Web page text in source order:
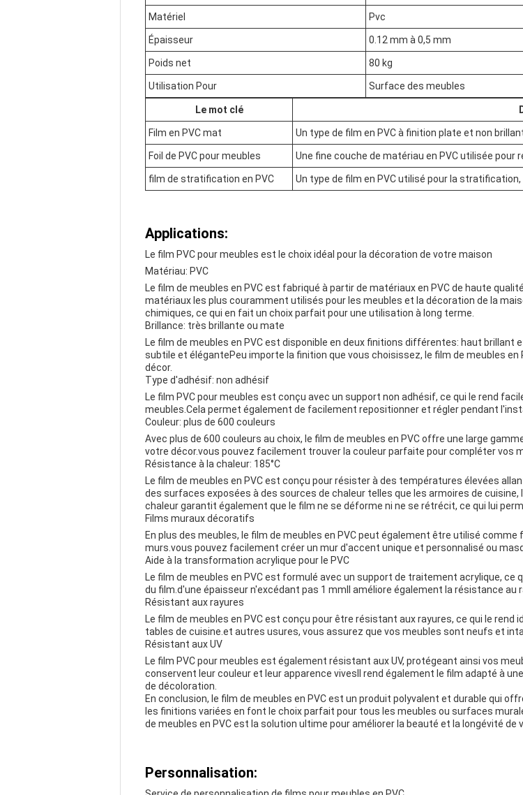
Matériel Pvc
Épaisseur 0.12 mm à 0,5 mm
Poids net 80 kg
Utilisation Pour Surface des meubles
Le mot clé
Film en PVC mat Un type de film en PVC à finition plate et non
Foil de PVC pour meubles Une fine couche de matériau en PVC utilisée
film de stratification en PVC Un type de film en PVC utilisé pour la
Applications:
Le film PVC pour meubles est le choix idéal pour la décoration de votre maison
Matériau: PVC
Le film de meubles en PVC est fabriqué à partir de matériaux en PVC de haute
matériaux les plus couramment utilisés pour les meubles et la décoration de la
chimiques, ce qui en fait un choix parfait pour une utilisation à long terme.
Brillance: très brillante ou mate
Le film de meubles en PVC est disponible en deux finitions différentes: haut
subtile et élégantePeu importe la finition que vous choisissez, le film de meubles
décor.
Type d'adhésif: non adhésif
Le film PVC pour meubles est conçu avec un support non adhésif, ce qui le rend
meubles.Cela permet également de facilement repositionner et régler pendant
Couleur: plus de 600 couleurs
Avec plus de 600 couleurs au choix, le film de meubles en PVC offre une large
votre décor.vous pouvez facilement trouver la couleur parfaite pour compléter vos
Résistance à la chaleur: 185°C
Le film de meubles en PVC est conçu pour résister à des températures élevées
des surfaces exposées à des sources de chaleur telles que les armoires de
chaleur garantit également que le film ne se déforme ni ne se rétrécit, ce qui lui
Films muraux décoratifs
En plus des meubles, le film de meubles en PVC peut également être utilisé
murs.vous pouvez facilement créer un mur d'accent unique et personnalisé ou
Aide à la transformation acrylique pour le PVC
Le film de meubles en PVC est formulé avec un support de traitement acrylique,
du film.d'une épaisseur n'excédant pas 1 mmIl améliore également la résistance au
Résistant aux rayures
Le film de meubles en PVC est conçu pour être résistant aux rayures, ce qui le
tables de cuisine.et autres usures, vous assurez que vos meubles sont neufs et
Résistant aux UV
Le film PVC pour meubles est également résistant aux UV, protégeant ainsi vos
conservent leur couleur et leur apparence vivesIl rend également le film adapté à
de décoloration.
En conclusion, le film de meubles en PVC est un produit polyvalent et durable qui
les finitions variées en font le choix parfait pour tous les meubles ou surfaces
de meubles en PVC est la solution ultime pour améliorer la beauté et la longévité de
Personnalisation: